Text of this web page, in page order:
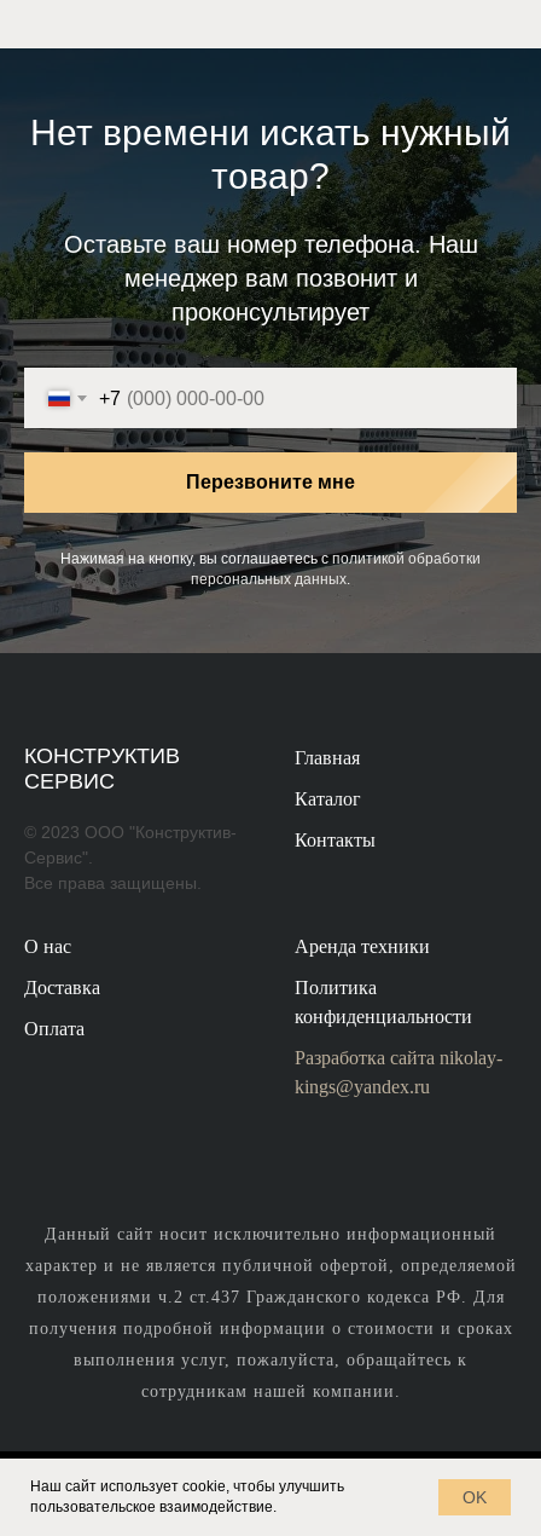
Нет времени искать нужный
товар?
Оставьте ваш номер телефона. Наш
менеджер вам позвонит и
проконсультирует
+7
Перезвоните мне
Нажимая на кнопку, вы соглашаетесь сполитикой обработки
персональных данных.
Наш сайт использует cookie, чтобы улучшить
пользовательское взаимодействие.
OK
КОНСТРУКТИВ
СЕРВИС
© 2023 ООО "Конструктив-
Сервис".
Все права защищены.
Главная
Каталог
Контакты
О нас
Доставка
Оплата
Аренда техники
Политика
конфиденциальности
Разработка сайта nikolay-
kings@yandex.ru
Данный сайт носит исключительно информационный
характер и не является публичной офертой, определяемой
положениями ч.2 ст.437 Гражданского кодекса РФ. Для
получения подробной информации о стоимости и сроках
выполнения услуг, пожалуйста, обращайтесь к
сотрудникам нашей компании.
Made on Tilda